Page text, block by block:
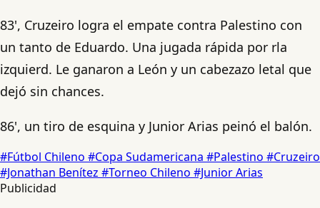
83', Cruzeiro logra el empate contra Palestino con
un tanto de Eduardo. Una jugada rápida por rla
izquierd. Le ganaron a León y un cabezazo letal que
dejó sin chances.
86', un tiro de esquina y Junior Arias peinó el balón.
#Fútbol Chileno #Copa Sudamericana #Palestino #Cruzeiro
#Jonathan Benítez #Torneo Chileno #Junior Arias
Publicidad